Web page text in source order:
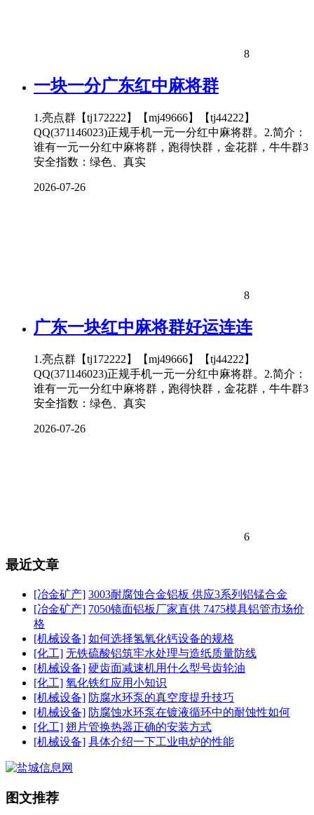
8
一块一分广东红中麻将群
1.亮点群【tj172222】【mj49666】【tj44222】
QQ(371146023)正规手机一元一分红中麻将群。2.简介：
谁有一元一分红中麻将群，跑得快群，金花群，牛牛群3
安全指数：绿色、真实
2026-07-26
8
广东一块红中麻将群好运连连
1.亮点群【tj172222】【mj49666】【tj44222】
QQ(371146023)正规手机一元一分红中麻将群。2.简介：
谁有一元一分红中麻将群，跑得快群，金花群，牛牛群3
安全指数：绿色、真实
2026-07-26
6
最近文章
[冶金矿产] 3003耐腐蚀合金铝板 供应3系列铝锰合金
[冶金矿产] 7050镜面铝板厂家直供 7475模具铝管市场价
格
[机械设备] 如何选择氢氧化钙设备的规格
[化工] 无铁硫酸铝筑牢水处理与造纸质量防线
[机械设备] 硬齿面减速机用什么型号齿轮油
[化工] 氧化铁红应用小知识
[机械设备] 防腐水环泵的真空度提升技巧
[机械设备] 防腐蚀水环泵在镀液循环中的耐蚀性如何
[化工] 翅片管换热器正确的安装方式
[机械设备] 具体介绍一下工业电炉的性能
图文推荐